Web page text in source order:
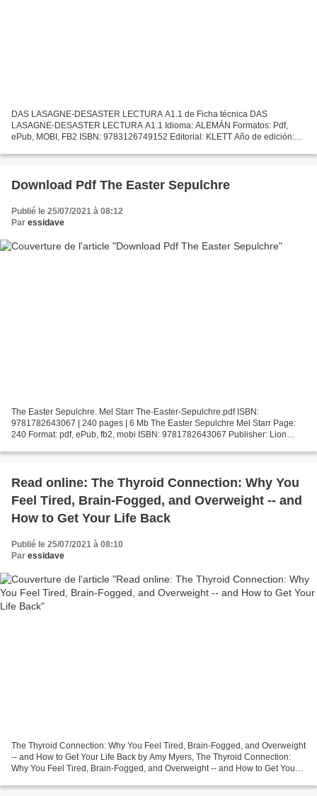
DAS LASAGNE-DESASTER LECTURA A1.1 de Ficha técnica DAS
LASAGNE-DESASTER LECTURA A1.1 Idioma: ALEMÁN Formatos: Pdf,
ePub, MOBI, FB2 ISBN: 9783126749152 Editorial: KLETT Año de edición:
LASAGNE-DESASTER...
Download Pdf The Easter Sepulchre
Publié le 25/07/2021 à 08:12
Par essidave
The Easter Sepulchre. Mel Starr The-Easter-Sepulchre.pdf ISBN:
9781782643067 | 240 pages | 6 Mb The Easter Sepulchre Mel Starr Page:
240 Format: pdf, ePub, fb2, mobi ISBN: 9781782643067 Publisher: Lion
Read online: The Thyroid Connection: Why You
Feel Tired, Brain-Fogged, and Overweight -- and
How to Get Your Life Back
Publié le 25/07/2021 à 08:10
Par essidave
The Thyroid Connection: Why You Feel Tired, Brain-Fogged, and Overweight
-- and How to Get Your Life Back by Amy Myers, The Thyroid Connection:
Why You Feel Tired, Brain-Fogged, and Overweight -- and How to Get Your